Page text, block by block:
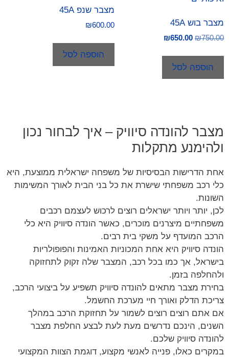
מצבר בוש 45A
₪750.00
₪650.00
הוספה לסל
מצבר שנפ 45A
₪600.00
הוספה לסל
מצבר להונדה סיוויק – איך לבחור נכון
ולהימנע מתקלות
אחת הדרישות הבסיסיות של משפחה ישראלית ממוצעת, היא
כלי רכב משפחתי שישרת את כל בני הבית לאורך המשימות
השונות.
לכן, יותר ויותר ישראלים רוצים לרכוש לעצמם רכבים
משפחתיים מיצרנים מוכרים, כאשר הונדה סיוויק היא כלי
הרכב המועדף על משקי בית רבים.
הונדה סיוויק היא אחת המכוניות האמינות והפופולריות
בישראל, אך כמו בכל רכב, המצבר שלה זקוק לתחזוקה
ולהחלפה בזמן.
בחירת מצבר מתאים להונדה סיוויק תשפיע על ביצועי הרכב,
צריכת הדלק ואורך חיי מערכת החשמל.
אם אתם רוצים רוצים לשמור על תחזוקת הרכב במהלך
השנים, הינכם נדרשים מעת לעת לבצע החלפת מצבר
להונדה סיוויק שלכם.
במקרים כאלו, פנייה לאנשי מקצוע, דוגמת הצוות המקצועי